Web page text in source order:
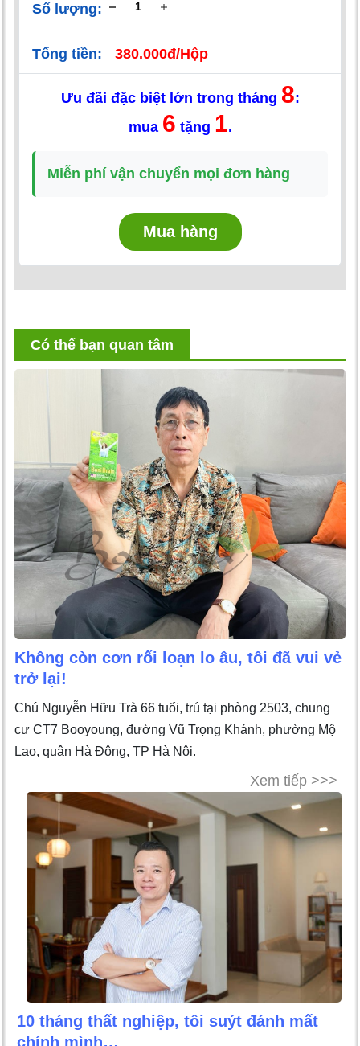
Số lượng:
Tổng tiền: 380.000đ/Hộp
Ưu đãi đặc biệt lớn trong tháng 8:
mua 6 tặng 1.
Miễn phí vận chuyển mọi đơn hàng
Mua hàng
Có thể bạn quan tâm
Không còn cơn rối loạn lo âu, tôi đã vui vẻ
trở lại!
Chú Nguyễn Hữu Trà 66 tuổi, trú tại phòng 2503, chung
cư CT7 Booyoung, đường Vũ Trọng Khánh, phường Mộ
Lao, quận Hà Đông, TP Hà Nội.
Xem tiếp >>>
10 tháng thất nghiệp, tôi suýt đánh mất
chính mình…